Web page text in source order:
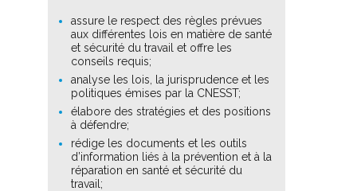
assure le respect des règles prévues
aux différentes lois en matière de santé
et sécurité du travail et offre les
conseils requis;
analyse les lois, la jurisprudence et les
politiques émises par la CNESST;
élabore des stratégies et des positions
à défendre;
rédige les documents et les outils
d’information liés à la prévention et à la
réparation en santé et sécurité du
travail;